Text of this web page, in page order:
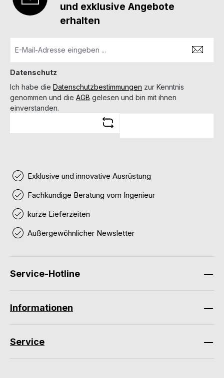
und exklusive Angebote
erhalten
Datenschutz
Ich habe die Datenschutzbestimmungen zur Kenntnis
genommen und die AGB gelesen und bin mit ihnen
einverstanden.
Exklusive und innovative Ausrüstung
Fachkundige Beratung vom Ingenieur
kurze Lieferzeiten
Außergewöhnlicher Newsletter
Service-Hotline
Informationen
Service